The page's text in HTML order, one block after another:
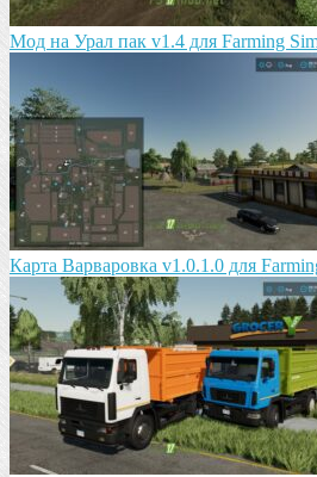
Мод на Урал пак v1.4 для Farming
Карта Варваровка v1.0.1.0 для